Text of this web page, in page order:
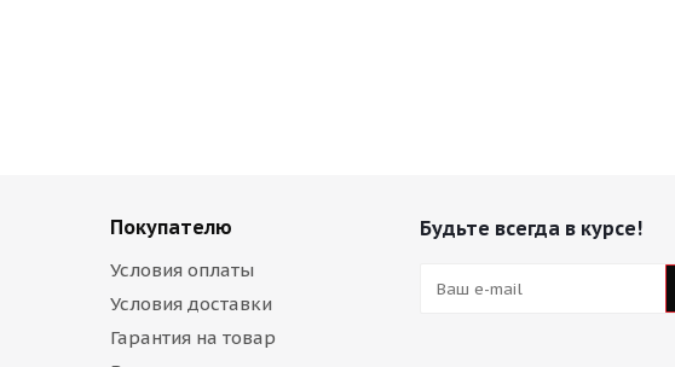
Покупателю
Условия оплаты
Условия доставки
Гарантия на товар
Будьте всегда в курсе!